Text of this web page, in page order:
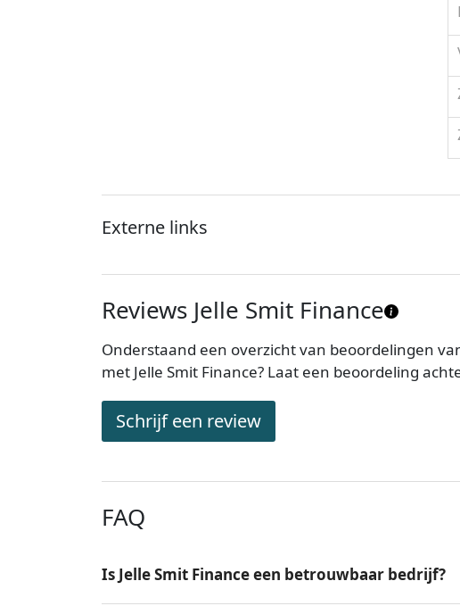
Externe links
Reviews Jelle Smit Finance
Onderstaand een overzicht van beoordelingen
met Jelle Smit Finance? Laat een beoordeling
Schrijf een review
FAQ
Is Jelle Smit Finance een betrouwbaar bedrijf?